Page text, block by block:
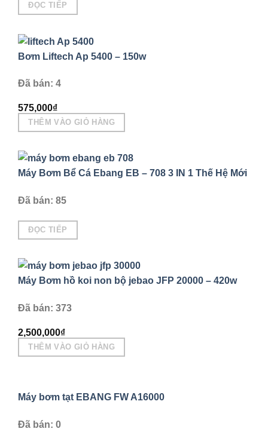
ĐỌC TIẾP
Bơm Liftech Ap 5400 – 150w
Đã bán: 4
575,000₫
THÊM VÀO GIỎ HÀNG
Máy Bơm Bể Cá Ebang EB – 708 3 IN 1 Thế Hệ Mới
Đã bán: 85
ĐỌC TIẾP
Máy Bơm hồ koi non bộ jebao JFP 20000 – 420w
Đã bán: 373
2,500,000₫
THÊM VÀO GIỎ HÀNG
Máy bơm tạt EBANG FW A16000
Đã bán: 0